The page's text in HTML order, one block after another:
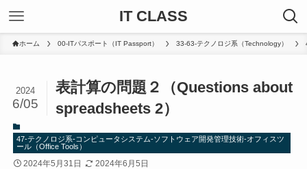
IT CLASS
ホーム 00-ITパスポート（IT Passport） 33-63-テクノロジ系（Technology）
表計算の問題２（Questions about
spreadsheets 2）
2024
6/05
47-テクノロジ系-コンピュータシステム-ソフトウェア開発管理技術-オフィスツ
ール（Office Tools）
2024年5月31日 2024年6月5日